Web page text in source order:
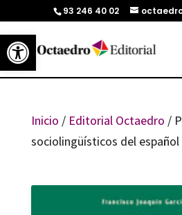
Abrir barra de herramientas
93 246 40 02
Inicio / Editorial Octaedro /
sociolingüísticos del español